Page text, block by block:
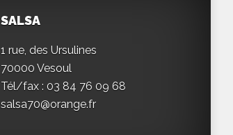
SALSA
1 rue, des Ursulines
70000 Vesoul
Tél/fax : 03 84 76 09 68
salsa70@orange.fr